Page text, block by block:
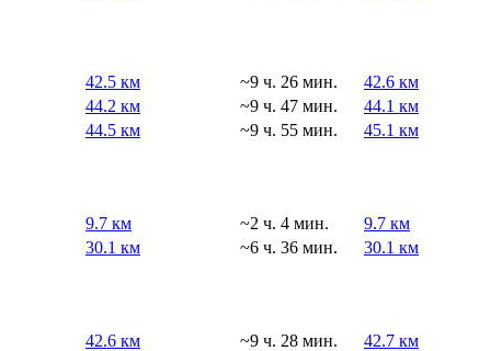
42.5 км ~9 ч. 26 мин. 42.6 км
44.2 км ~9 ч. 47 мин. 44.1 км
44.5 км ~9 ч. 55 мин. 45.1 км
9.7 км ~2 ч. 4 мин. 9.7 км
30.1 км ~6 ч. 36 мин. 30.1 км
42.6 км ~9 ч. 28 мин. 42.7 км